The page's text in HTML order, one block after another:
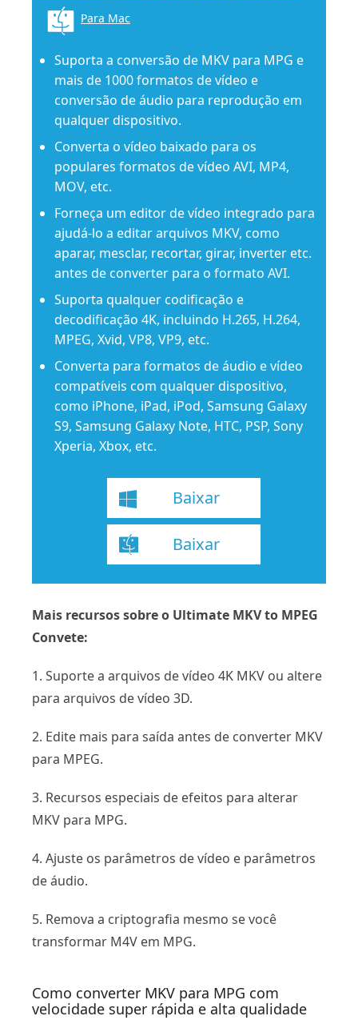
Para Mac
Suporta a conversão de MKV para MPG e
mais de 1000 formatos de vídeo e
conversão de áudio para reprodução em
qualquer dispositivo.
Converta o vídeo baixado para os
populares formatos de vídeo AVI, MP4,
MOV, etc.
Forneça um editor de vídeo integrado para
ajudá-lo a editar arquivos MKV, como
aparar, mesclar, recortar, girar, inverter etc.
antes de converter para o formato AVI.
Suporta qualquer codificação e
decodificação 4K, incluindo H.265, H.264,
MPEG, Xvid, VP8, VP9, ​​etc.
Converta para formatos de áudio e vídeo
compatíveis com qualquer dispositivo,
como iPhone, iPad, iPod, Samsung Galaxy
S9, Samsung Galaxy Note, HTC, PSP, Sony
Xperia, Xbox, etc.
Baixar
Baixar
Mais recursos sobre o Ultimate MKV to MPEG
Convete:
1. Suporte a arquivos de vídeo 4K MKV ou altere
para arquivos de vídeo 3D.
2. Edite mais para saída antes de converter MKV
para MPEG.
3. Recursos especiais de efeitos para alterar
MKV para MPG.
4. Ajuste os parâmetros de vídeo e parâmetros
de áudio.
5. Remova a criptografia mesmo se você
transformar M4V em MPG.
Como converter MKV para MPG com
velocidade super rápida e alta qualidade